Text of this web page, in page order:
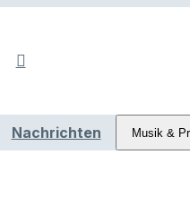
Nachrichten Musik &